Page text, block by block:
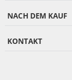
NACH DEM KAUF
KONTAKT